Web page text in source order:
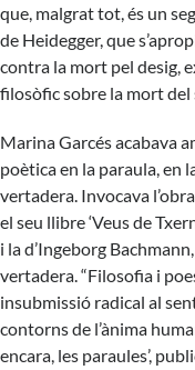
que, malgrat tot, és un
de Heidegger, que
contra la mort pel desig,
filosòfic sobre la mort del
Marina Garcés acabava
poètica en la paraula, en
vertadera. Invocava
el seu llibre ‘Veus de
i la d’Ingeborg
vertadera. “Filosofia i
insubmissió radical al
contorns de l’ànima
encara, les paraules’,